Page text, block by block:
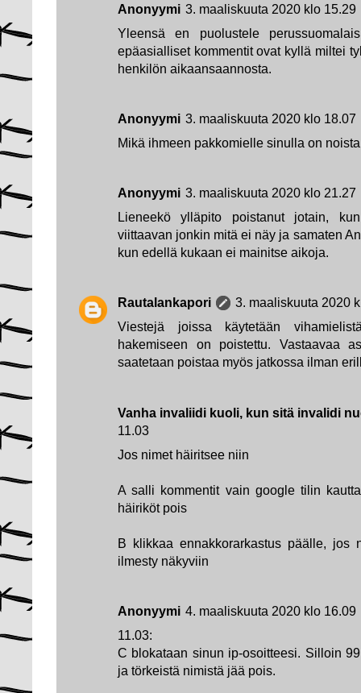
Anonyymi 3. maaliskuuta 2020 klo 15.29
Yleensä en puolustele
epäasialliset kommentit ovat kyllä miltei
henkilön aikaansaannosta.
Anonyymi 3. maaliskuuta 2020 klo 18.07
Mikä ihmeen pakkomielle sinulla on
Anonyymi 3. maaliskuuta 2020 klo 21.27
Lieneekö ylläpito poistanut jotain,
viittaavan jonkin mitä ei näy ja samaten
kun edellä kukaan ei mainitse aikoja.
Rautalankapori
3. maaliskuuta 2020
Viestejä joissa käytetään
hakemiseen on poistettu. Vastaavaa
saatetaan poistaa myös jatkossa ilman
Vanha invaliidi kuoli, kun sitä invalidi
11.03
Jos nimet häiritsee niin
A salli kommentit vain google tilin
häiriköt pois
B klikkaa ennakkorarkastus päälle,
ilmesty näkyviin
Anonyymi 4. maaliskuuta 2020 klo 16.09
11.03:
C blokataan sinun ip-osoitteesi. Silloin
ja törkeistä nimistä jää pois.